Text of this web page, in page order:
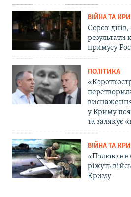
ВІЙНА ТА
Сорок днів,
результати
примусу
ПОЛІТИКА
у Криму
та залякує
ВІЙНА ТА
ріжуть
Криму